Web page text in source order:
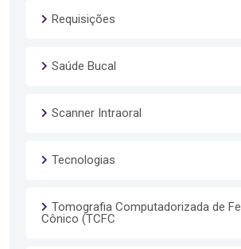
Requisições
Saúde Bucal
Scanner Intraoral
Tecnologias
Tomografia Computadorizada de
Cônico (TCFC